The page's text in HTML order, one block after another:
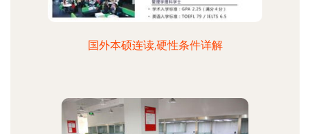
国外本硕连读,硬性条件详解